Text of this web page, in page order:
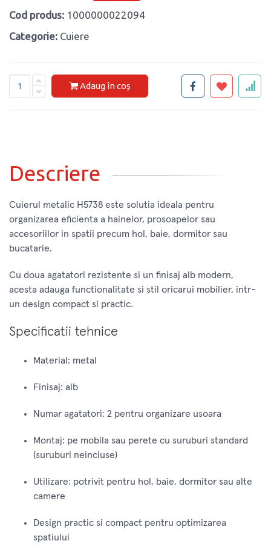
Cod produs: 1000000022094
Categorie: Cuiere
Adaug în coș
Descriere
Cuierul metalic H5738 este solutia ideala pentru
organizarea eficienta a hainelor, prosoapelor sau
accesoriilor in spatii precum hol, baie, dormitor sau
bucatarie.
Cu doua agatatori rezistente si un finisaj alb modern,
acesta adauga functionalitate si stil oricarui mobilier, intr-
un design compact si practic.
Specificatii tehnice
Material: metal
Finisaj: alb
Numar agatatori: 2 pentru organizare usoara
Montaj: pe mobila sau perete cu suruburi standard
(suruburi neincluse)
Utilizare: potrivit pentru hol, baie, dormitor sau alte
camere
Design practic si compact pentru optimizarea
spatiului